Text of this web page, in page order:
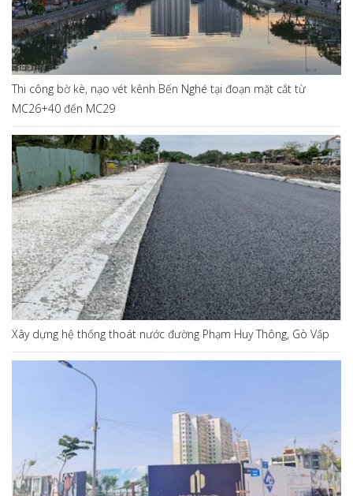
Thi công bờ kè, nạo vét kênh Bến Nghé tại đoạn mặt cắt từ
MC26+40 đến MC29
Xây dựng hệ thống thoát nước đường Phạm Huy Thông, Gò Vấp